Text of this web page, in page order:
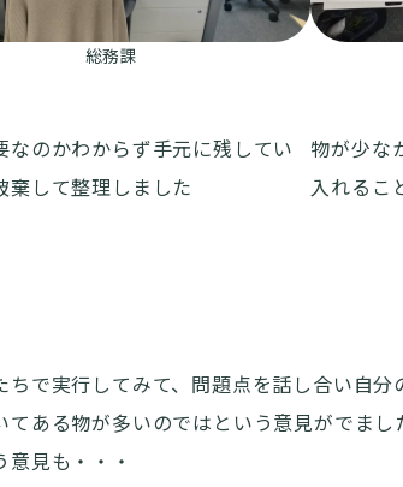
総務課
なのかわからず手元に残してい
棄して整理しました
物が少な
入れるこ
ちで実行してみて、問題点を話し合い自
てある物が多いのではという意見がでま
意見も・・・